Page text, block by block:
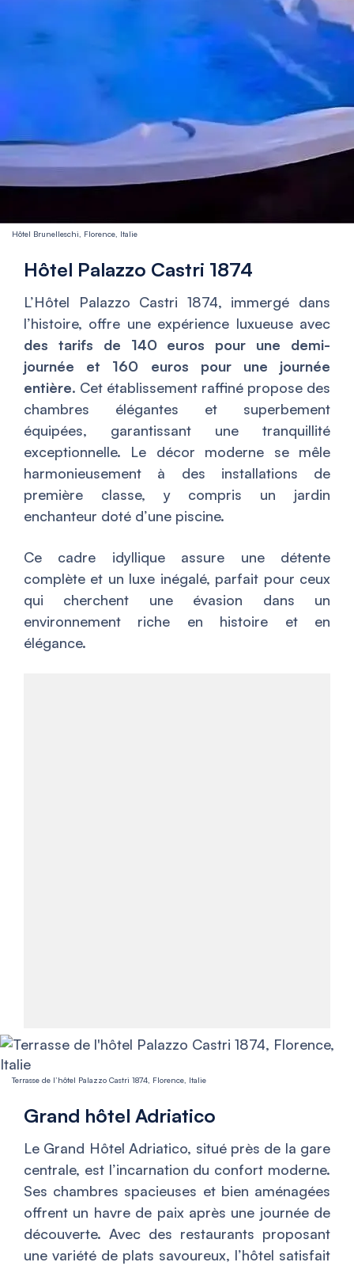
Hôtel Brunelleschi, Florence, Italie
Hôtel Palazzo Castri 1874
L’Hôtel Palazzo Castri 1874, immergé dans
l’histoire, offre une expérience luxueuse avec
des tarifs de 140 euros pour une demi-
journée et 160 euros pour une journée
entière. Cet établissement raffiné propose des
chambres élégantes et superbement
équipées, garantissant une tranquillité
exceptionnelle. Le décor moderne se mêle
harmonieusement à des installations de
première classe, y compris un jardin
enchanteur doté d’une piscine.
Ce cadre idyllique assure une détente
complète et un luxe inégalé, parfait pour ceux
qui cherchent une évasion dans un
environnement riche en histoire et en
élégance.
Terrasse de l’hôtel Palazzo Castri 1874, Florence, Italie
Grand hôtel Adriatico
Le Grand Hôtel Adriatico, situé près de la gare
centrale, est l’incarnation du confort moderne.
Ses chambres spacieuses et bien aménagées
offrent un havre de paix après une journée de
découverte. Avec des restaurants proposant
une variété de plats savoureux, l’hôtel satisfait